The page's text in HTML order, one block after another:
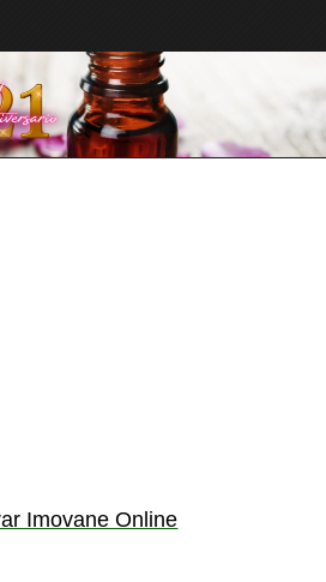
Imovane Online